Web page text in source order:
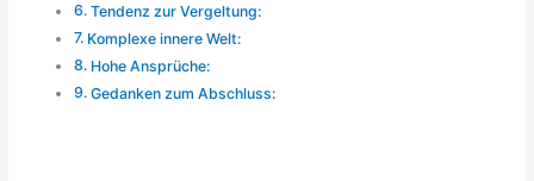
Tendenz zur Vergeltung:
Komplexe innere Welt:
Hohe Ansprüche:
Gedanken zum Abschluss: